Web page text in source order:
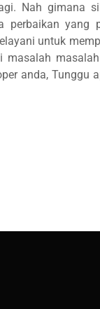
Nah gimana
perbaikan yang
untuk
masalah
anda, Tunggu